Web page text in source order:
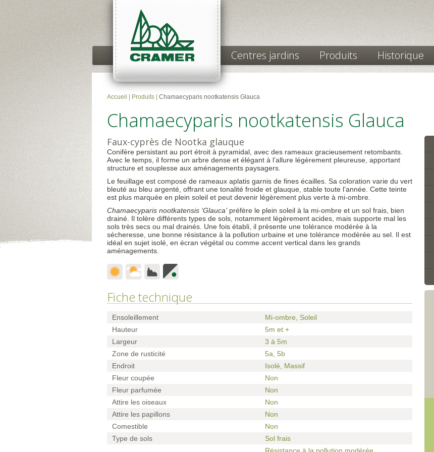
Centres jardins Produits Historique
Accueil Produits Chamaecyparis nootkatensis Glauca
Chamaecyparis nootkatensis Glauca
Faux-cyprès de Nootka glauque
Conifère persistant au port étroit à pyramidal, avec des rameaux gracieusement retombants.
Avec le temps, il forme un arbre dense et élégant à l’allure légèrement pleureuse, apportant
structure et souplesse aux aménagements paysagers.
Le feuillage est composé de rameaux aplatis garnis de fines écailles. Sa coloration varie du vert
bleuté au bleu argenté, offrant une tonalité froide et glauque, stable toute l’année. Cette teinte
est plus marquée en plein soleil et peut devenir légèrement plus verte à mi-ombre.
Chamaecyparis nootkatensis ‘Glauca’préfère le plein soleil à la mi-ombre et un sol frais, bien
drainé. Il tolère différents types de sols, notamment légèrement acides, mais supporte mal les
sols très secs ou mal drainés. Une fois établi, il présente une tolérance modérée à la
sécheresse, une bonne résistance à la pollution urbaine et une tolérance modérée au sel. Il est
idéal en sujet isolé, en écran végétal ou comme accent vertical dans les grands
aménagements.
Fiche technique
Ensoleillement
Mi-ombre, Soleil
Hauteur
5m et +
Largeur
3 à 5m
Zone de rusticité
5a 5b
Endroit
Isolé, Massif
Fleur coupée
Non
Fleur parfumée
Non
Attire les oiseaux
Non
Attire les papillons
Non
Comestible
Non
Type de sols
Sol frais
Résistance à la pollution modérée,